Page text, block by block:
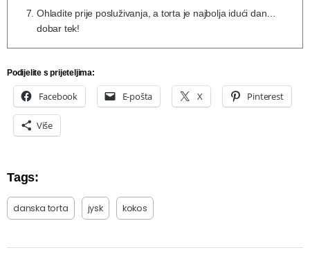
Ohladite prije posluživanja, a torta je najbolja idući dan…
dobar tek!
Podijelite s prijeteljima:
Facebook E-pošta X Pinterest
Više
Tags:
danska torta jysk kokos